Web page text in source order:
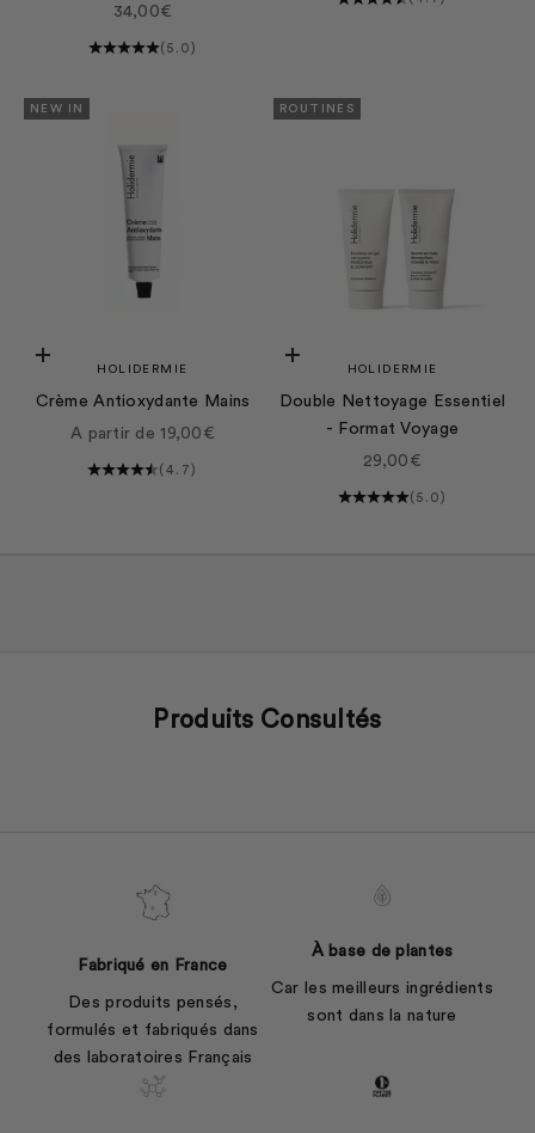
Hyaluronique
Prix de vente
34,00€
(5.0)
NEW IN
Choisir les options
HOLIDERMIE
Crème Antioxydante Mains
Prix de vente
A partir de 19,00€
(4.7)
ROUTINES
Ajouter au panier
HOLIDERMIE
Double Nettoyage Essentiel
- Format Voyage
Prix de vente
29,00€
(5.0)
Produits Consultés
Fabriqué en France
Des produits pensés,
formulés et fabriqués dans
des laboratoires Français
À base de plantes
Car les meilleurs ingrédients
sont dans la nature